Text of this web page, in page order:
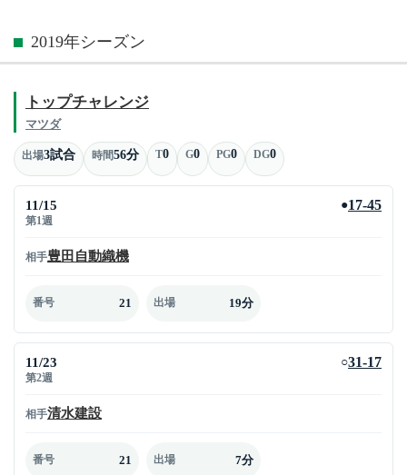
2019年シーズン
トップチャレンジ
マツダ
出場3試合 時間56分 T0 G0 PG0 DG0
11/15
第1週
●17-45
相手豊田自動織機
番号 21 出場 19分
11/23
第2週
○31-17
相手清水建設
番号 21 出場 7分